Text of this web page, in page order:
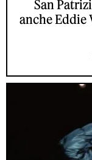
San
anche Eddie